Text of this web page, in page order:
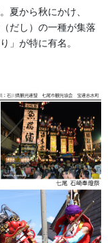
くれます。「今ど
言葉では言い表せな
活の中でつながる
内安全への無意識
言われています。地
然への感謝につな
もしれません。
つは地元の神社を
夏から秋にかけ、
だし）の一種が集落
」が特に有名。